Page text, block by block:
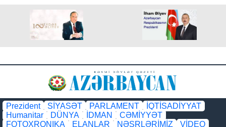
Prezident SİYASƏT PARLAMENT
İQTİSADİYYAT
Humanitar
DÜNYA İDMAN
CƏMİYYƏT
FOTOXRONIKA
ELANLAR NƏŞRLƏRİMİZ VİDEO